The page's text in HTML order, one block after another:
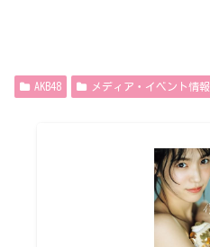
AKB48 メディア・イベント情報